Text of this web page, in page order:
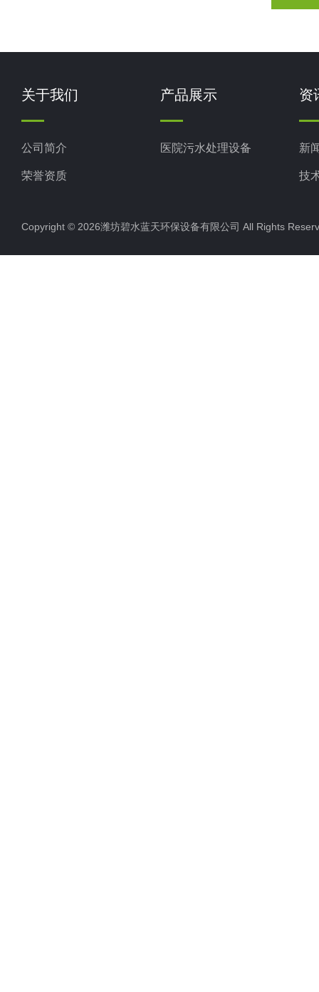
关于我们
公司简介
荣誉资质
产品展示
医院污水处理设备
资
新
技
Copyright © 2026潍坊碧水蓝天环保设备有限公司 All Rights